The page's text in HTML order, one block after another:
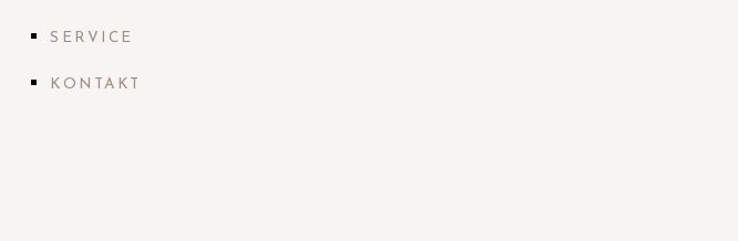
SERVICE
KONTAKT